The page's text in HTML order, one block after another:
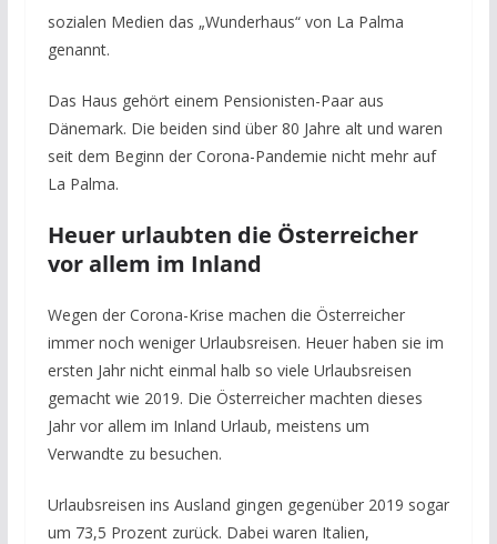
sozialen Medien das „Wunderhaus“ von La Palma
genannt.
Das Haus gehört einem Pensionisten-Paar aus
Dänemark. Die beiden sind über 80 Jahre alt und waren
seit dem Beginn der Corona-Pandemie nicht mehr auf
La Palma.
Heuer urlaubten die Österreicher
vor allem im Inland
Wegen der Corona-Krise machen die Österreicher
immer noch weniger Urlaubsreisen. Heuer haben sie im
ersten Jahr nicht einmal halb so viele Urlaubsreisen
gemacht wie 2019. Die Österreicher machten dieses
Jahr vor allem im Inland Urlaub, meistens um
Verwandte zu besuchen.
Urlaubsreisen ins Ausland gingen gegenüber 2019 sogar
um 73,5 Prozent zurück. Dabei waren Italien,